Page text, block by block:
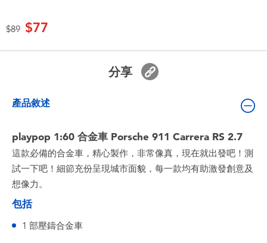
夏日
盲盒
角色收藏
生活雜貨
價格從
$89至$77
分享
產品敘述
playpop 1:60 合金車 Porsche 911 Carrera RS 2.7
這款必備的合金車，精心製作，非常像真，現在就出發吧！測
試一下吧！細節充份呈現城市面貌，每一款均有助激發創意及
想像力。
包括
1 部壓鑄合金車